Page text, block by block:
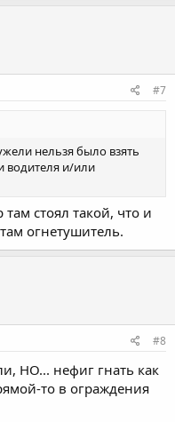
#7
нельзя было взять
водителя и/или
стоял такой, что и
огнетушитель.
#8
НО... нефиг гнать как
то в ограждения